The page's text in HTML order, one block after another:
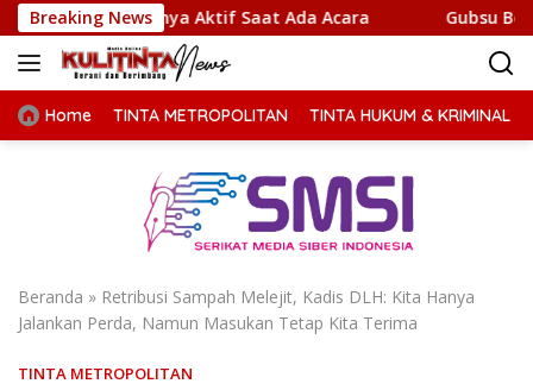
Langsung
ke
konten
Breaking News
Hanya Aktif Saat Ada Acara Gubsu Bobby
Home TINTA METROPOLITAN TINTA HUKUM & KRIMINAL
Beranda » Retribusi Sampah Melejit, Kadis DLH: Kita Hanya
Jalankan Perda, Namun Masukan Tetap Kita Terima
TINTA METROPOLITAN